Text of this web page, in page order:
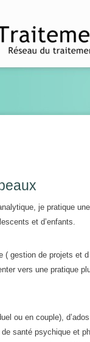
je pratique
et d’enfants.
gestion de projets et
vers une pratique
ou en couple),
santé psychique et